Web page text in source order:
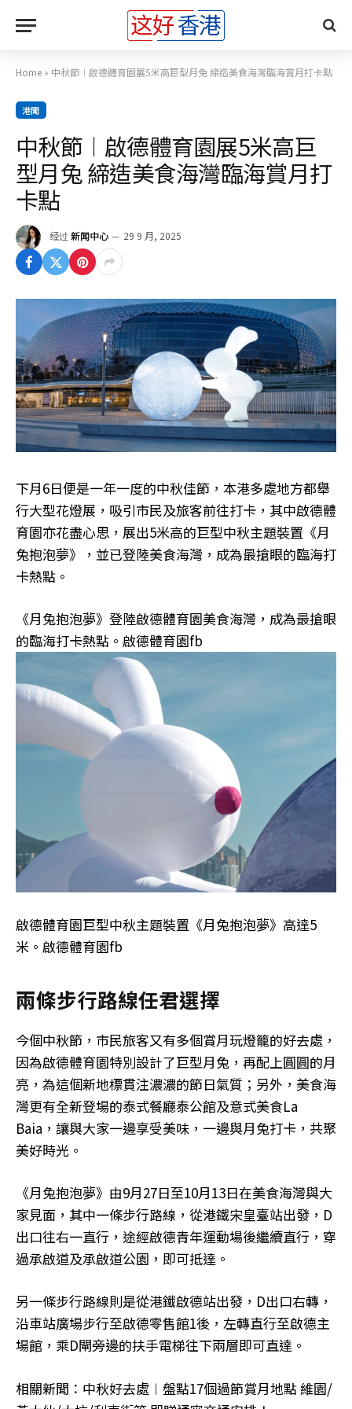
Home » 中秋節︱啟德體育園展5米高巨型月兔 締造美食海灣臨海賞月打卡點
港聞
中秋節︱啟德體育園展5米高巨
型月兔 締造美食海灣臨海賞月打
卡點
经过 新闻中心 29 9 月, 2025
下月6日便是一年一度的中秋佳節，本港多處地方都舉
行大型花燈展，吸引市民及旅客前往打卡，其中啟德體
育園亦花盡心思，展出5米高的巨型中秋主題裝置《月
兔抱泡夢》，並已登陸美食海灣，成為最搶眼的臨海打
卡熱點。
《月兔抱泡夢》登陸啟德體育園美食海灣，成為最搶眼
的臨海打卡熱點。啟德體育園fb
啟德體育園巨型中秋主題裝置《月兔抱泡夢》高達5
米。啟德體育園fb
兩條步行路線任君選擇
今個中秋節，市民旅客又有多個賞月玩燈籠的好去處，
因為啟德體育園特別設計了巨型月兔，再配上圓圓的月
亮，為這個新地標貫注濃濃的節日氣質；另外，美食海
灣更有全新登場的泰式餐廳泰公館及意式美食La
Baia，讓與大家一邊享受美味，一邊與月兔打卡，共聚
美好時光。
《月兔抱泡夢》由9月27日至10月13日在美食海灣與大
家見面，其中一條步行路線，從港鐵宋皇臺站出發，D
出口往右一直行，途經啟德青年運動場後繼續直行，穿
過承啟道及承啟道公園，即可抵達。
另一條步行路線則是從港鐵啟德站出發，D出口右轉，
沿車站廣場步行至啟德零售館1後，左轉直行至啟德主
場館，乘D閘旁邊的扶手電梯往下兩層即可直達。
相關新聞：中秋好去處︱盤點17個過節賞月地點 維園/